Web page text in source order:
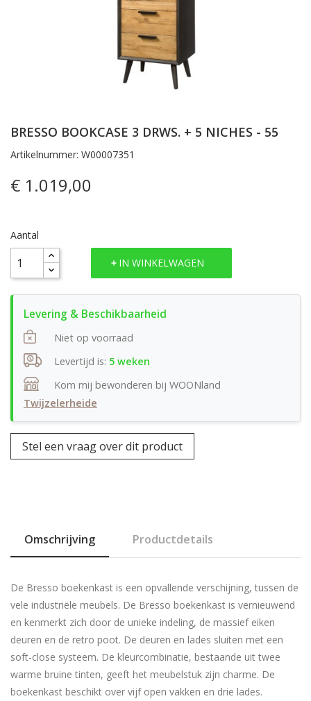
BRESSO BOOKCASE 3 DRWS. + 5 NICHES - 55
Artikelnummer: W00007351
€ 1.019,00
Aantal
IN WINKELWAGEN
Niet op voorraad
Levertijd is: 5 weken
Kom mij bewonderen bij WOONland
Twijzelerheide
Stel een vraag over dit product
Omschrijving Productdetails
De Bresso boekenkast is een opvallende verschijning, tussen de
vele industriële meubels. De Bresso boekenkast is vernieuwend
en kenmerkt zich door de unieke indeling, de massief eiken
deuren en de retro poot. De deuren en lades sluiten met een
soft-close systeem. De kleurcombinatie, bestaande uit twee
warme bruine tinten, geeft het meubelstuk zijn charme. De
boekenkast beschikt over vijf open vakken en drie lades.